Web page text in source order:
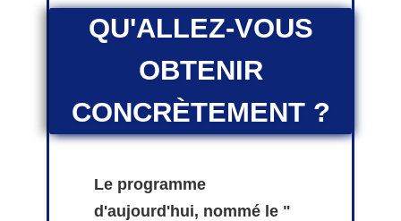
QU'ALLEZ-VOUS
OBTENIR
CONCRÈTEMENT ?
Le programme
d'aujourd'hui, nommé le "